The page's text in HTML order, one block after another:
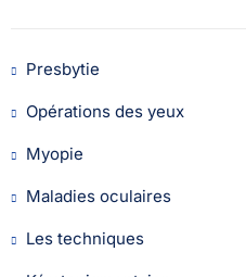
Presbytie
Opérations des yeux
Myopie
Maladies oculaires
Les techniques